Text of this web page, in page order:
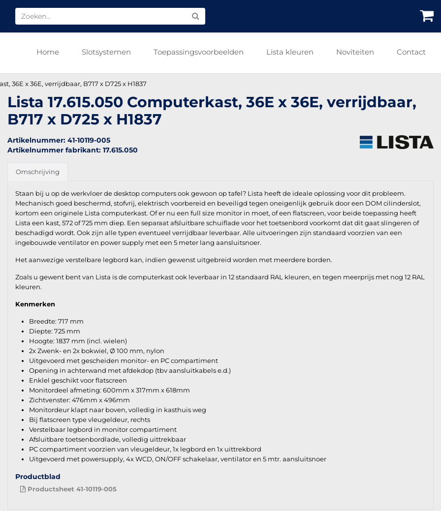
Home Slotsystemen Toepassingsvoorbeelden Lista kleuren Noviteiten Contact
36E x 36E, verrijdbaar, B717 x D725 x H1837
Lista 17.615.050 Computerkast, 36E x 36E, verrijdbaar,
B717 x D725 x H1837
Artikelnummer: 41-10119-005
Artikelnummer fabrikant: 17.615.050
Omschrijving
Staan bij u op de werkvloer de desktop computers ook gewoon op tafel? Lista heeft de ideale oplossing voor dit probleem.
Mechanisch goed beschermd, stofvrij, elektrisch voorbereid en beveiligd tegen oneigenlijk gebruik door een DOM cilinderslot,
kortom een originele Lista computerkast. Of er nu een full size monitor in moet, of een flatscreen, voor beide toepassing heeft
Lista een kast, 572 of 725 mm diep. Een separaat afsluitbare schuiflade voor het toetsenbord voorkomt dat dit gaat slingeren of
beschadigd wordt. Ook zijn alle typen eventueel verrijdbaar leverbaar. Alle uitvoeringen zijn standaard voorzien van een
ingebouwde ventilator en power supply met een 5 meter lang aansluitsnoer.
Het aanwezige verstelbare legbord kan, indien gewenst uitgebreid worden met meerdere borden.
Zoals u gewent bent van Lista is de computerkast ook leverbaar in 12 standaard RAL kleuren, en tegen meerprijs met nog 12 RAL
kleuren.
Kenmerken
Breedte: 717 mm
Diepte: 725 mm
Hoogte: 1837 mm (incl. wielen)
2x Zwenk- en 2x bokwiel, Ø 100 mm, nylon
Uitgevoerd met gescheiden monitor- en PC compartiment
Opening in achterwand met afdekdop (tbv aansluitkabels e.d.)
Enklel geschikt voor flatscreen
Monitordeel afmeting: 600mm x 317mm x 618mm
Zichtvenster: 476mm x 496mm
Monitordeur klapt naar boven, volledig in kasthuis weg
Bij flatscreen type vleugeldeur, rechts
Verstelbaar legbord in monitor compartiment
Afsluitbare toetsenbordlade, volledig uittrekbaar
PC compartiment voorzien van vleugeldeur, 1x legbord en 1x uittrekbord
Uitgevoerd met powersupply, 4x WCD, ON/OFF schakelaar, ventilator en 5 mtr. aansluitsnoer
Productblad
Productsheet 41-10119-005